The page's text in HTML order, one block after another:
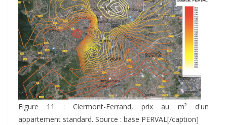
Figure 11 : Clermont-Ferrand, prix au m² d'un
appartement standard. Source : base PERVAL[/caption]